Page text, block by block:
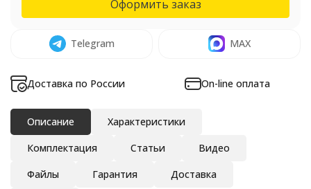
Оформить заказ
Telegram MAX
Доставка по России On-line оплата
Описание
Характеристики
Комплектация
Статьи
Видео
Файлы
Гарантия
Доставка